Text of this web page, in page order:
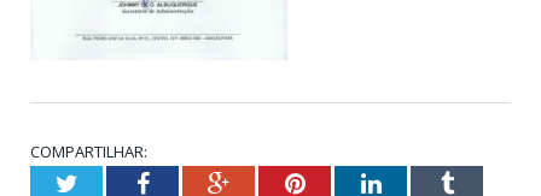
COMPARTILHAR:
TwitterFacebookGoogle+PinterestLinkedInTumblr